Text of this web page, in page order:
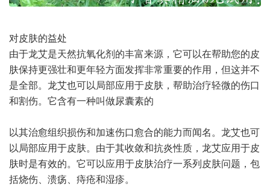
对皮肤的益处
由于龙艾是天然抗氧化剂的丰富来源，它可以在帮助您的皮
肤保持更强壮和更年轻方面发挥非常重要的作用，但这并不
是全部。龙艾也可以局部应用于皮肤，帮助治疗轻微的伤口
和割伤。它含有一种叫做尿囊素的
以其治愈组织损伤和加速伤口愈合的能力而闻名。龙艾也可
以局部应用于皮肤。由于其收敛和抗炎性质，龙艾应用于皮
肤时是有效的。它可以应用于皮肤治疗一系列皮肤问题，包
括烧伤、溃疡、痔疮和湿疹。